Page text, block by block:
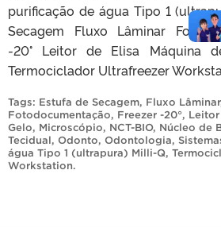
purificação de água Tipo 1
Secagem Fluxo Lâminar
-20° Leitor de Elisa Máquina
Termociclador Ultrafreezer
Tags: Estufa de Secagem, Fluxo Lâminar
Fotodocumentação, Freezer -20°,
Gelo, Microscópio, NCT-BIO, Núcleo de
Tecidual, Odonto, Odontologia,
água Tipo 1 (ultrapura) Milli-Q,
Workstation.